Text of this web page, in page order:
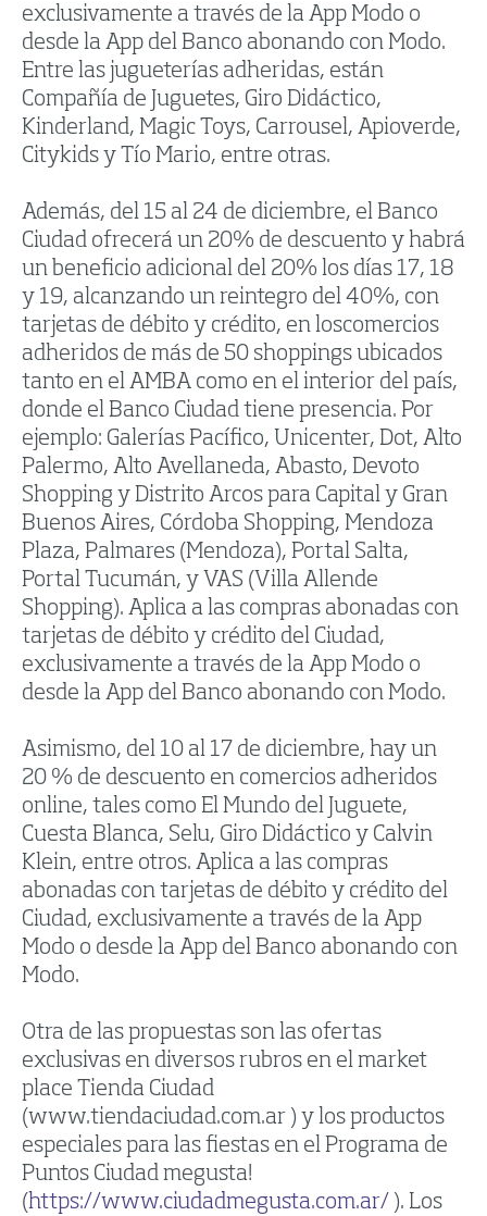
exclusivamente a través de la App Modo o
desde la App del Banco abonando con Modo.
Entre las jugueterías adheridas, están
Compañía de Juguetes, Giro Didáctico,
Kinderland, Magic Toys, Carrousel, Apioverde,
Citykids y Tío Mario, entre otras.
Además, del 15 al 24 de diciembre, el Banco
Ciudad ofrecerá un 20% de descuento y habrá
un beneficio adicional del 20% los días 17, 18
y 19, alcanzando un reintegro del 40%, con
tarjetas de débito y crédito, en loscomercios
adheridos de más de 50 shoppings ubicados
tanto en el AMBA como en el interior del país,
donde el Banco Ciudad tiene presencia. Por
ejemplo: Galerías Pacífico, Unicenter, Dot, Alto
Palermo, Alto Avellaneda, Abasto, Devoto
Shopping y Distrito Arcos para Capital y Gran
Buenos Aires, Córdoba Shopping, Mendoza
Plaza, Palmares (Mendoza), Portal Salta,
Portal Tucumán, y VAS (Villa Allende
Shopping). Aplica a las compras abonadas con
tarjetas de débito y crédito del Ciudad,
exclusivamente a través de la App Modo o
desde la App del Banco abonando con Modo.
Asimismo, del 10 al 17 de diciembre, hay un
20 % de descuento en comercios adheridos
online, tales como El Mundo del Juguete,
Cuesta Blanca, Selu, Giro Didáctico y Calvin
Klein, entre otros. Aplica a las compras
abonadas con tarjetas de débito y crédito del
Ciudad, exclusivamente a través de la App
Modo o desde la App del Banco abonando con
Modo.
Otra de las propuestas son las ofertas
exclusivas en diversos rubros en el market
place Tienda Ciudad
(www.tiendaciudad.com.ar ) y los productos
especiales para las fiestas en el Programa de
Puntos Ciudad megusta!
(https://www.ciudadmegusta.com.ar/ ). Los